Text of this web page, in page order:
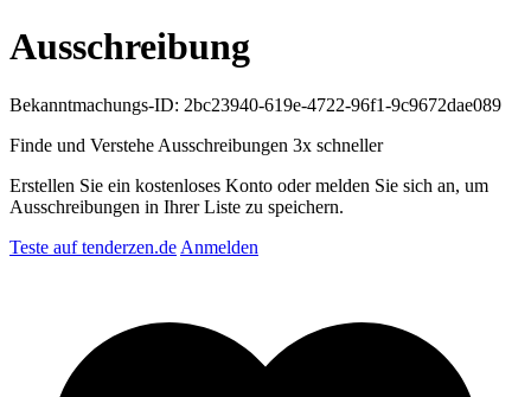
Ausschreibung
Bekanntmachungs-ID: 2bc23940-619e-4722-96f1-9c9672dae089
Finde und Verstehe Ausschreibungen 3x schneller
Erstellen Sie ein kostenloses Konto oder melden Sie sich an, um
Ausschreibungen in Ihrer Liste zu speichern.
Teste auf tenderzen.de Anmelden